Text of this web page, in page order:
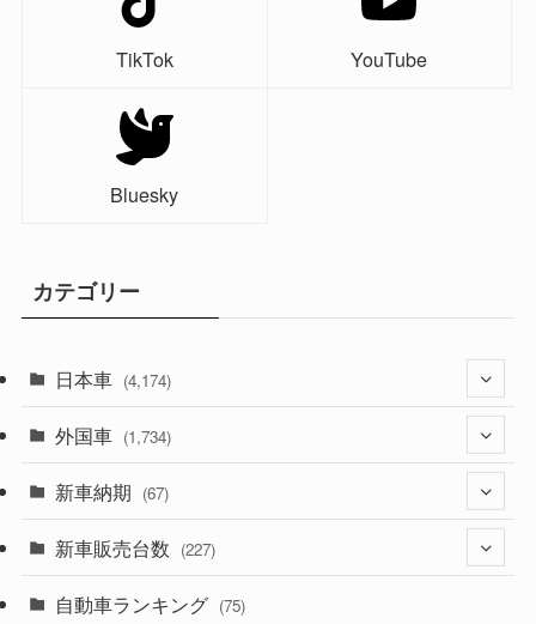
TikTok YouTube
Bluesky
カテゴリー
日本車 (4,174)
(1,321)
(329)
(526)
外国車 (1,734)
(242)
新車納期 (67)
(28)
(8)
新車販売台数 (227)
(21)
自動車ランキング (75)